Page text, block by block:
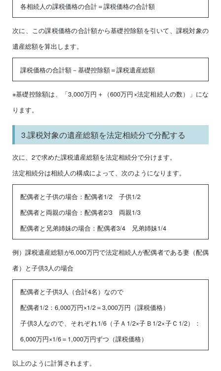
各相続人の課税価格の合計＝課税価格の合計額
次に、この課税価格の合計額から基礎控除額を引いて、課税対象の
遺産総額を算出します。
課税価格の合計額－基礎控除額＝課税遺産総額
※基礎控除額は、「3,000万円＋（600万円×法定相続人の数）」にな
ります。
3.課税対象の遺産総額を法定相続分で分配する
次に、2で求めた課税遺産総額を法定相続分で分けます。
法定相続分は相続人の構成によって、次のようになります。
配偶者と子供の場合：配偶者1/2 子供1/2
配偶者と両親の場合：配偶者2/3 両親1/3
配偶者と兄弟姉妹の場合：配偶者3/4 兄弟姉妹1/4
例）課税遺産総額が6,000万円で法定相続人が配偶者である妻（配偶
者）と子供3人の場合
配偶者と子供3人（合計4名）なので
配偶者1/2：6,000万円×1/2＝3,000万円（課税価格）
子供3人なので、それぞれ1/6（子Ａ1/2×子Ｂ1/2×子Ｃ1/2）：
6,000万円×1/6＝1,000万円ずつ（課税価格）
以上のように計算されます。